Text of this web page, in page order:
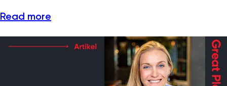
Read more